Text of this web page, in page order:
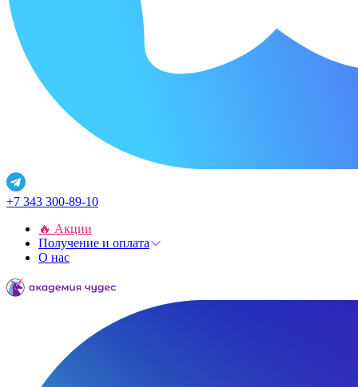
+7 343 300-89-10
🔥 Акции
Получение и оплата
О нас